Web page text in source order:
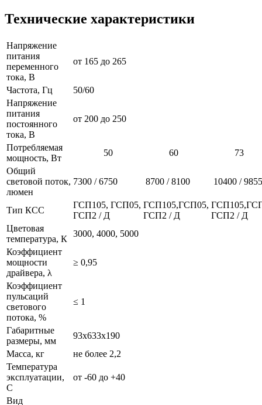
Технические характеристики
Напряжение
питания
переменного
тока, В
от 165 до 265
Частота, Гц
50/60
Напряжение
питания
постоянного
тока, В
от 200 до 250
Потребляемая
мощность, Вт
50 60
73
Общий
световой поток,
люмен
7300 / 6750 8700 / 8100 10400 / 9855
Тип КСС
ГСП105, ГСП05,
ГСП2 / Д
ГСП105,ГСП05,
ГСП2 / Д
ГСП2 / Д
Цветовая
температура, К
3000, 4000, 5000
Коэффициент
мощности
драйвера, λ
≥ 0,95
Коэффициент
пульсаций
светового
потока, %
≤ 1
Габаритные
размеры, мм
93х633х190
Масса, кг
не более 2,2
Температура
эксплуатации,
С
от -60 до +40
Вид